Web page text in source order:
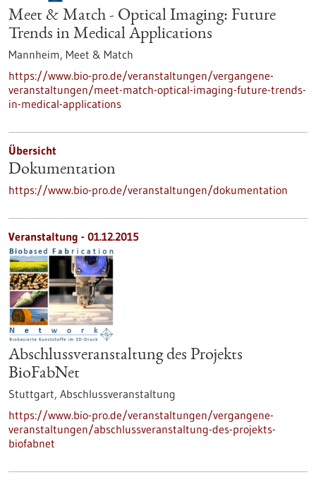
Meet & Match - Optical Imaging: Future
Trends in Medical Applications
Mannheim, Meet & Match
https://www.bio-pro.de/veranstaltungen/vergangene-
veranstaltungen/meet-match-optical-imaging-future-trends-
in-medical-applications
Übersicht
Dokumentation
https://www.bio-pro.de/veranstaltungen/dokumentation
Veranstaltung - 01.12.2015
Abschlussveranstaltung des Projekts
BioFabNet
Stuttgart, Abschlussveranstaltung
https://www.bio-pro.de/veranstaltungen/vergangene-
veranstaltungen/abschlussveranstaltung-des-projekts-
biofabnet